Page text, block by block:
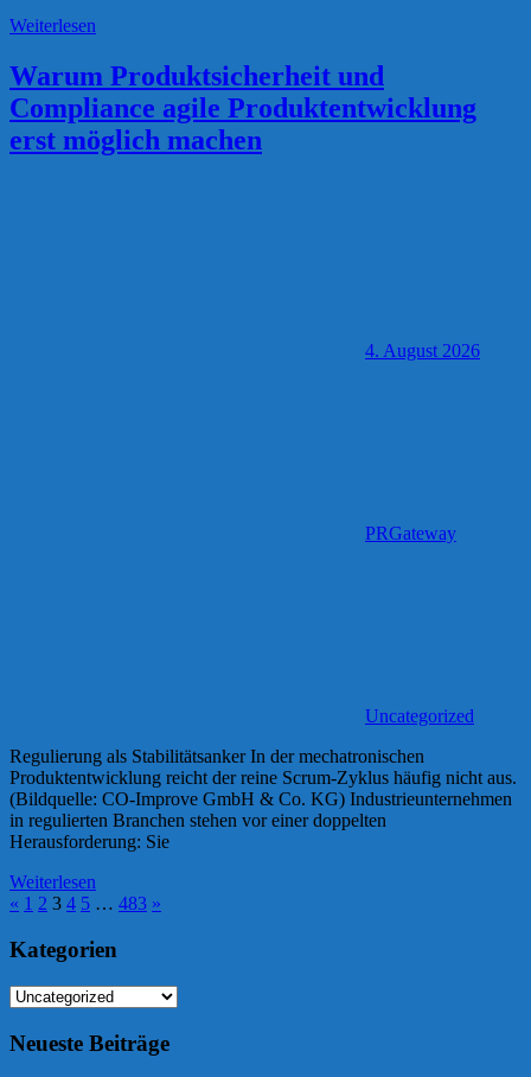
Weiterlesen
Warum Produktsicherheit und
Compliance agile Produktentwicklung
erst möglich machen
4. August 2026
PRGateway
Uncategorized
Regulierung als Stabilitätsanker In der mechatronischen
Produktentwicklung reicht der reine Scrum-Zyklus häufig nicht aus.
(Bildquelle: CO-Improve GmbH & Co. KG) Industrieunternehmen
in regulierten Branchen stehen vor einer doppelten
Herausforderung: Sie
Weiterlesen
Seitennummerierung
der
Beiträge
« Vorherige
1 2 3 4 5 … 483 Nächste
»
Kategorien
Kategorien
Neueste Beiträge